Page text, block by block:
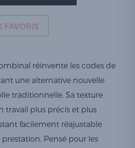
FAVORIS
réinvente les codes de
une alternative nouvelle
traditionnelle. Sa texture
travail plus précis et plus
facilement réajustable
Pensé pour les